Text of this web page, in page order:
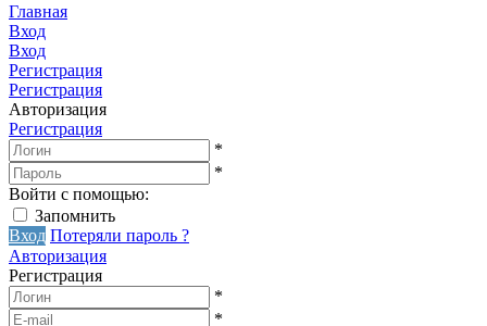
Главная
Вход
Вход
Регистрация
Регистрация
Авторизация
Регистрация
*
*
Войти с помощью:
Запомнить
Вход Потеряли пароль ?
Авторизация
Регистрация
*
*